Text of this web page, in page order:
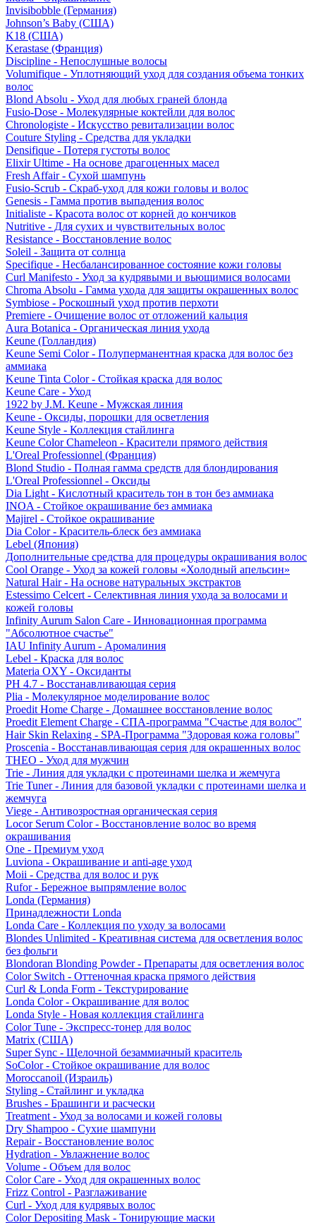
Invisibobble (Германия)
Johnson’s Baby (США)
K18 (США)
Kerastase (Франция)
Discipline - Непослушные волосы
Volumifique - Уплотняющий уход для создания объема тонких
волос
Blond Absolu - Уход для любых граней блонда
Fusio-Dose - Молекулярные коктейли для волос
Chronologiste - Искусство ревитализации волос
Couture Styling - Средства для укладки
Densifique - Потеря густоты волос
Elixir Ultime - На основе драгоценных масел
Fresh Affair - Сухой шампунь
Fusio-Scrub - Скраб-уход для кожи головы и волос
Genesis - Гамма против выпадения волос
Initialiste - Красота волос от корней до кончиков
Nutritive - Для сухих и чувствительных волос
Resistance - Восстановление волос
Soleil - Защита от солнца
Specifique - Несбалансированное состояние кожи головы
Curl Manifesto - Уход за кудрявыми и вьющимися волосами
Chroma Absolu - Гамма ухода для защиты окрашенных волос
Symbiose - Роскошный уход против перхоти
Premiere - Очищение волос от отложений кальция
Aura Botanica - Органическая линия ухода
Keune (Голландия)
Keune Semi Color - Полуперманентная краска для волос без
аммиака
Keune Tinta Color - Стойкая краска для волос
Keune Care - Уход
1922 by J.M. Keune - Мужская линия
Keune - Оксиды, порошки для осветления
Keune Style - Коллекция стайлинга
Keune Color Chameleon - Красители прямого действия
L'Oreal Professionnel (Франция)
Blond Studio - Полная гамма средств для блондирования
L'Oreal Professionnel - Оксиды
Dia Light - Кислотный краситель тон в тон без аммиака
INOA - Стойкое окрашивание без аммиака
Majirel - Стойкое окрашивание
Dia Color - Краситель-блеск без аммиака
Lebel (Япония)
Дополнительные средства для процедуры окрашивания волос
Cool Orange - Уход за кожей головы «Холодный апельсин»
Natural Hair - На основе натуральных экстрактов
Estessimo Celcert - Селективная линия ухода за волосами и
кожей головы
Infinity Aurum Salon Care - Инновационная программа
"Абсолютное счастье"
IAU Infinity Aurum - Аромалиния
Lebel - Краска для волос
Materia OXY - Оксиданты
PH 4.7 - Восстанавливающая серия
Plia - Молекулярное моделирование волос
Proedit Home Charge - Домашнее восстановление волос
Proedit Element Charge - СПА-программа "Счастье для волос"
Hair Skin Relaxing - SPA-Программа "Здоровая кожа головы"
Proscenia - Восстанавливающая серия для окрашенных волос
THEO - Уход для мужчин
Trie - Линия для укладки с протеинами шелка и жемчуга
Trie Tuner - Линия для базовой укладки с протеинами шелка и
жемчуга
Viege - Антивозростная органическая серия
Locor Serum Color - Восстановление волос во время
окрашивания
One - Премиум уход
Luviona - Окрашивание и anti-age уход
Moii - Средства для волос и рук
Rufor - Бережное выпрямление волос
Londa (Германия)
Принадлежности Londa
Londa Care - Коллекция по уходу за волосами
Blondes Unlimited - Креативная система для осветления волос
без фольги
Blondoran Blonding Powder - Препараты для осветления волос
Color Switch - Оттеночная краска прямого действия
Curl & Londa Form - Текстурирование
Londa Color - Окрашивание для волос
Londa Style - Новая коллекция стайлинга
Color Tune - Экспресс-тонер для волос
Matrix (США)
Super Sync - Щелочной безаммиачный краситель
SoColor - Стойкое окрашивание для волос
Moroccanoil (Израиль)
Styling - Стайлинг и укладка
Brushes - Брашинги и расчески
Treatment - Уход за волосами и кожей головы
Dry Shampoo - Сухие шампуни
Repair - Восстановление волос
Hydration - Увлажнение волос
Volume - Объем для волос
Color Care - Уход для окрашенных волос
Frizz Control - Разглаживание
Curl - Уход для кудрявых волос
Color Depositing Mask - Тонирующие маски